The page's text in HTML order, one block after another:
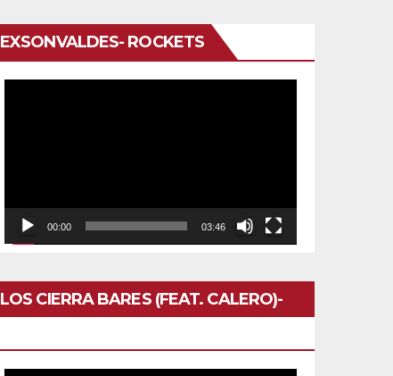
EXSONVALDES- ROCKETS
00:00 03:46
LOS CIERRA BARES (FEAT. CALERO)-